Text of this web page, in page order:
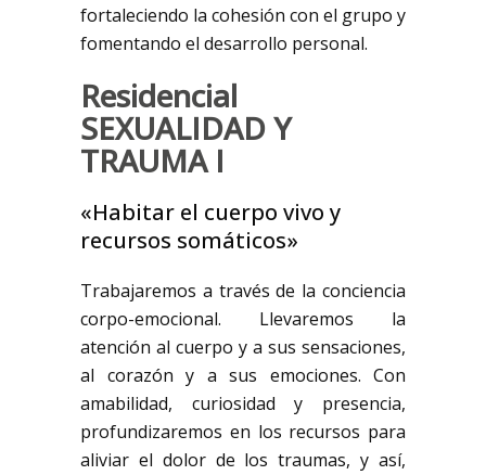
fortaleciendo la cohesión con el grupo y
fomentando el desarrollo personal.
Residencial
SEXUALIDAD Y
TRAUMA I
«Habitar el cuerpo vivo y
recursos somáticos»
Trabajaremos a través de la conciencia
corpo-emocional. Llevaremos la
atención al cuerpo y a sus sensaciones,
al corazón y a sus emociones. Con
amabilidad, curiosidad y presencia,
profundizaremos en los recursos para
aliviar el dolor de los traumas, y así,